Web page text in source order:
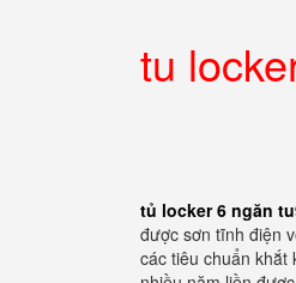
tu
tủ locker 6 ngăn
được sơn tĩnh điện
các tiêu chuẩn khắt